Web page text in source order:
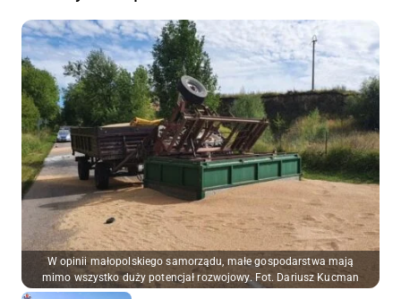
W opinii małopolskiego samorządu, małe gospodarstwa mają
mimo wszystko duży potencjał rozwojowy. Fot. Dariusz Kucman